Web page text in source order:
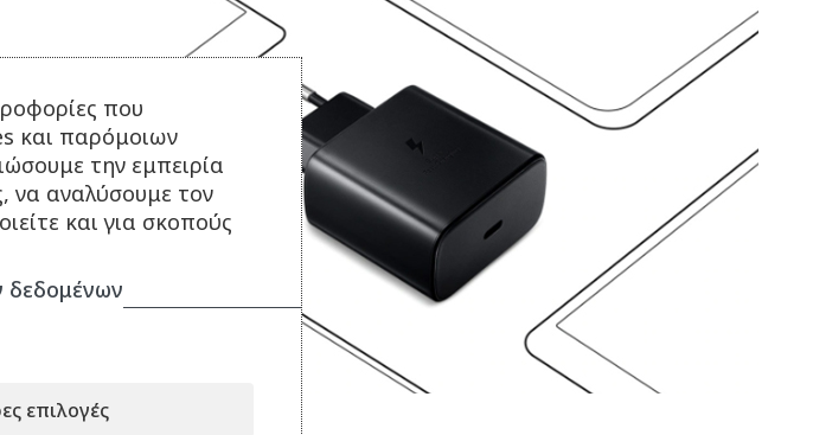
που
και παρόμοιων
την εμπειρία
να αναλύσουμε τον
και για σκοπούς
επιλογές